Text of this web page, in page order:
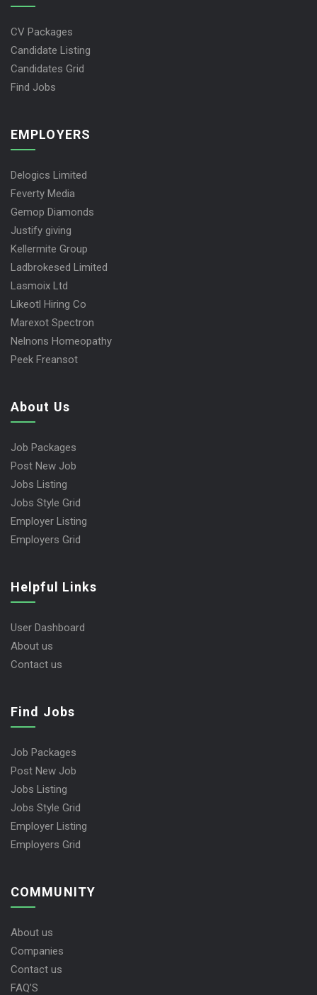
CV Packages
Candidate Listing
Candidates Grid
Find Jobs
EMPLOYERS
Delogics Limited
Feverty Media
Gemop Diamonds
Justify giving
Kellermite Group
Ladbrokesed Limited
Lasmoix Ltd
Likeotl Hiring Co
Marexot Spectron
Nelnons Homeopathy
Peek Freansot
About Us
Job Packages
Post New Job
Jobs Listing
Jobs Style Grid
Employer Listing
Employers Grid
Helpful Links
User Dashboard
About us
Contact us
Find Jobs
Job Packages
Post New Job
Jobs Listing
Jobs Style Grid
Employer Listing
Employers Grid
COMMUNITY
About us
Companies
Contact us
FAQ’S